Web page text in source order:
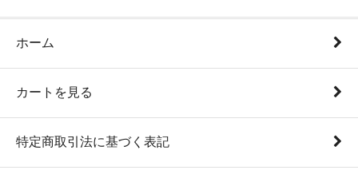
ホーム
カートを見る
特定商取引法に基づく表記